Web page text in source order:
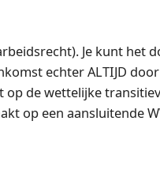
Je kunt het
echter ALTIJD
op de wettelijke
op een aansluitende